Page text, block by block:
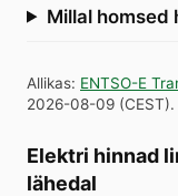
Millal homsed
Allikas: ENTSO-E
2026-08-09 (CEST).
Elektri hinnad
lähedal